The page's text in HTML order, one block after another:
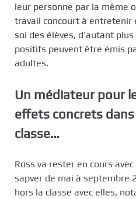
leur personne par la même
travail concourt à entretenir
soi des élèves, d’autant
positifs peuvent être émis
adultes.
Un médiateur pour
effets concrets
classe…
Ross va rester en cours
sapver de mai à septembre
hors la classe avec elles,